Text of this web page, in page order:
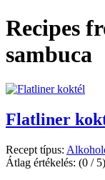
Recipes
sambuca
Flatliner
Recept típus:
Átlag értékelés: (0 / 5)